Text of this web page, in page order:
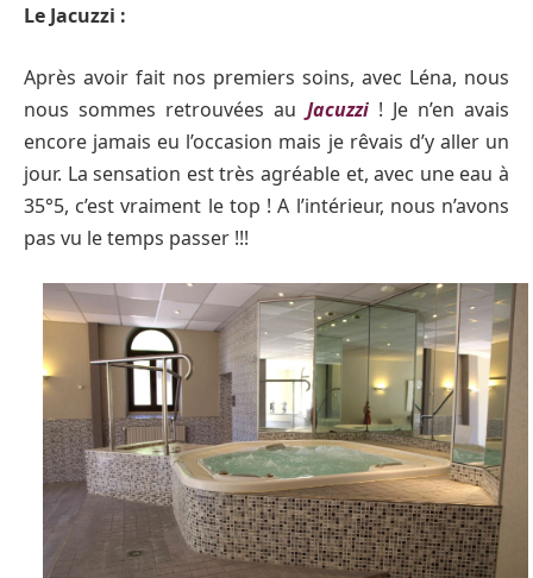
Le Jacuzzi :
Après avoir fait nos premiers soins, avec Léna, nous
nous sommes retrouvées au Jacuzzi ! Je n’en avais
encore jamais eu l’occasion mais je rêvais d’y aller un
jour. La sensation est très agréable et, avec une eau à
35°5, c’est vraiment le top ! A l’intérieur, nous n’avons
pas vu le temps passer !!!